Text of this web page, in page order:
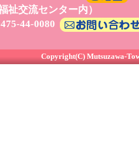
センター内）
44-0080
Copyright(C) Mutsuzawa-